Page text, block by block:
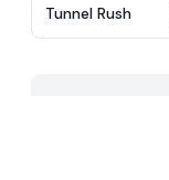
Tunnel Rush